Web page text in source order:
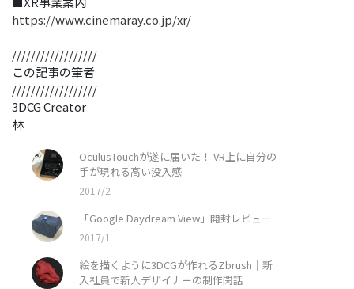
OculusTouchが遂に届いた！ VR上に自分の
手が現れる高い没入感
2017/2
「Google Daydream View」開封レビュー
2017/1
絵を描くように3DCGが作れるZbrush｜新
入社員で新人デザイナーの制作閑話
https://www.cinemaray.co.jp/xr/
//////////////////
この記事の筆者
//////////////////
3DCG Creator
林